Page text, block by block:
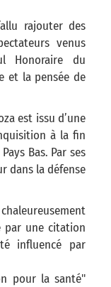
rajouter des
venus
Honoraire du
et la pensée de
est issu d’une
à la fin
Bas. Par ses
dans la défense
par une citation
influencé par
pour la santé"